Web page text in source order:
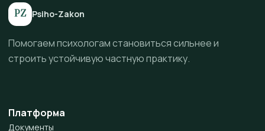
PZ Psiho-Zakon
Помогаем психологам становиться сильнее и
строить устойчивую частную практику.
Платформа
Документы